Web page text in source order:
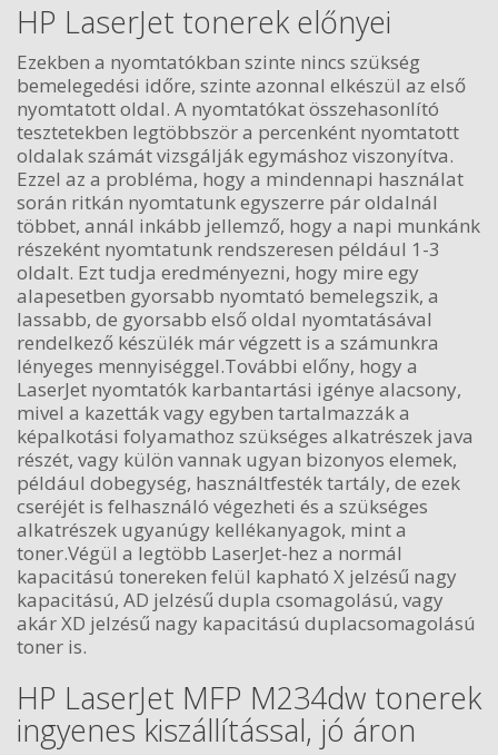
HP LaserJet tonerek előnyei
Ezekben a nyomtatókban szinte nincs szükség
bemelegedési időre, szinte azonnal elkészül az első
nyomtatott oldal. A nyomtatókat összehasonlító
tesztetekben legtöbbször a percenként nyomtatott
oldalak számát vizsgálják egymáshoz viszonyítva.
Ezzel az a probléma, hogy a mindennapi használat
során ritkán nyomtatunk egyszerre pár oldalnál
többet, annál inkább jellemző, hogy a napi munkánk
részeként nyomtatunk rendszeresen például 1-3
oldalt. Ezt tudja eredményezni, hogy mire egy
alapesetben gyorsabb nyomtató bemelegszik, a
lassabb, de gyorsabb első oldal nyomtatásával
rendelkező készülék már végzett is a számunkra
lényeges mennyiséggel.További előny, hogy a
LaserJet nyomtatók karbantartási igénye alacsony,
mivel a kazetták vagy egyben tartalmazzák a
képalkotási folyamathoz szükséges alkatrészek java
részét, vagy külön vannak ugyan bizonyos elemek,
például dobegység, használtfesték tartály, de ezek
cseréjét is felhasználó végezheti és a szükséges
alkatrészek ugyanúgy kellékanyagok, mint a
toner.Végül a legtöbb LaserJet-hez a normál
kapacitású tonereken felül kapható X jelzésű nagy
kapacitású, AD jelzésű dupla csomagolású, vagy
akár XD jelzésű nagy kapacitású duplacsomagolású
toner is.
HP LaserJet MFP M234dw tonerek
ingyenes kiszállítással, jó áron